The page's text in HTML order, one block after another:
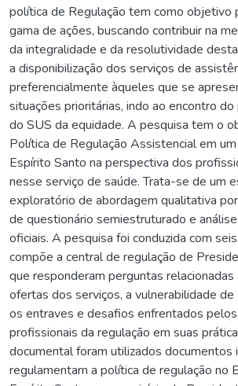
política de Regulação tem como objetivo
gama de ações, buscando contribuir na
da integralidade e da resolutividade
a disponibilização dos serviços de
preferencialmente àqueles que se
situações prioritárias, indo ao encontro
do SUS da equidade. A pesquisa tem o
Política de Regulação Assistencial em
Espírito Santo na perspectiva dos
nesse serviço de saúde. Trata-se de um
exploratório de abordagem qualitativa
de questionário semiestruturado e
oficiais. A pesquisa foi conduzida com
compõe a central de regulação de
que responderam perguntas relacionadas
ofertas dos serviços, a vulnerabilidade de
os entraves e desafios enfrentados
profissionais da regulação em suas
documental foram utilizados documentos
regulamentam a política de regulação no